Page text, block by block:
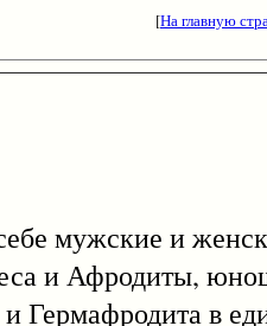
[На главную
мужские и
и Афродиты,
Гермафродита в